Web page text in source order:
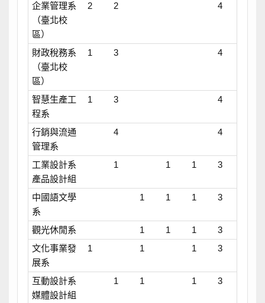
企業管理系
（臺北校
區）
2 2 4
財政稅務系
（臺北校
區）
1 3 4
智慧生產工
程系
1 3 4
行銷與流通
管理系
4 4
工業設計系
產品設計組
1 1 1 3
中國語文學
系
1 1 1 3
觀光休閒系 1 1 1
3
文化事業發
展系
1 1 1 3
互動設計系
媒體設計組
1 1 1 3